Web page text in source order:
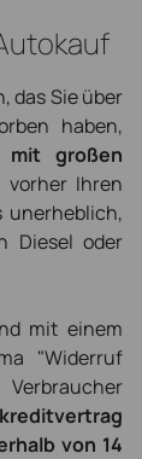
das Sie über
haben,
mit großen
Ihren
unerheblich,
Diesel oder
mit einem
"Widerruf
von 14